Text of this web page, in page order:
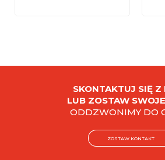
SKONTAKTUJ SIĘ Z
LUB ZOSTAW
ODDZWONIMY DO
ZOSTAW KONTAKT